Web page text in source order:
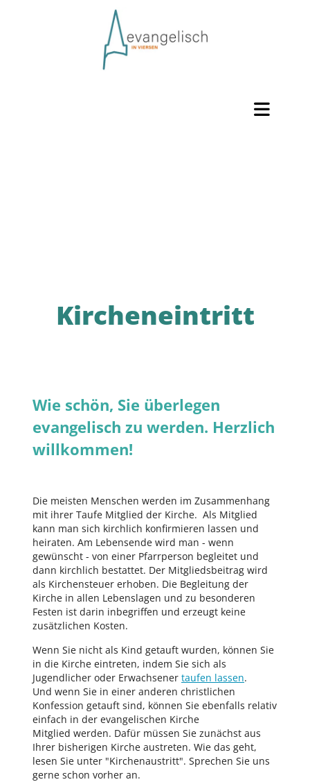
Kircheneintritt
Wie schön, Sie überlegen
evangelisch zu werden. Herzlich
willkommen!
Die meisten Menschen werden im Zusammenhang
mit ihrer Taufe Mitglied der Kirche. Als Mitglied
kann man sich kirchlich konfirmieren lassen und
heiraten. Am Lebensende wird man - wenn
gewünscht - von einer Pfarrperson begleitet und
dann kirchlich bestattet. Der Mitgliedsbeitrag wird
als Kirchensteuer erhoben. Die Begleitung der
Kirche in allen Lebenslagen und zu besonderen
Festen ist darin inbegriffen und erzeugt keine
zusätzlichen Kosten.
Wenn Sie nicht als Kind getauft wurden, können Sie
in die Kirche eintreten, indem Sie sich als
Jugendlicher oder Erwachsener taufen lassen.
Und wenn Sie in einer anderen christlichen
Konfession getauft sind, können Sie ebenfalls relativ
einfach in der evangelischen Kirche
Mitglied werden. Dafür müssen Sie zunächst aus
Ihrer bisherigen Kirche austreten. Wie das geht,
lesen Sie unter "Kirchenaustritt". Sprechen Sie uns
gerne schon vorher an.